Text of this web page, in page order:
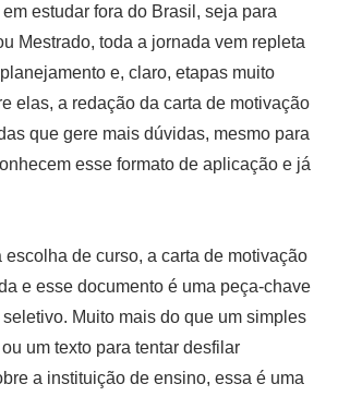
estudar fora do Brasil, seja para
Mestrado, toda a jornada vem repleta
e, claro, etapas muito
elas, a redação da carta de motivação
que gere mais dúvidas, mesmo para
esse formato de aplicação e já
escolha de curso, a carta de motivação
e esse documento é uma peça-chave
Muito mais do que um simples
um texto para tentar desfilar
a instituição de ensino, essa é uma